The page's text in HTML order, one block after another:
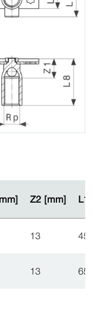
Z2 [mm] L1
Z2 [mm] L1
13 45
13 65